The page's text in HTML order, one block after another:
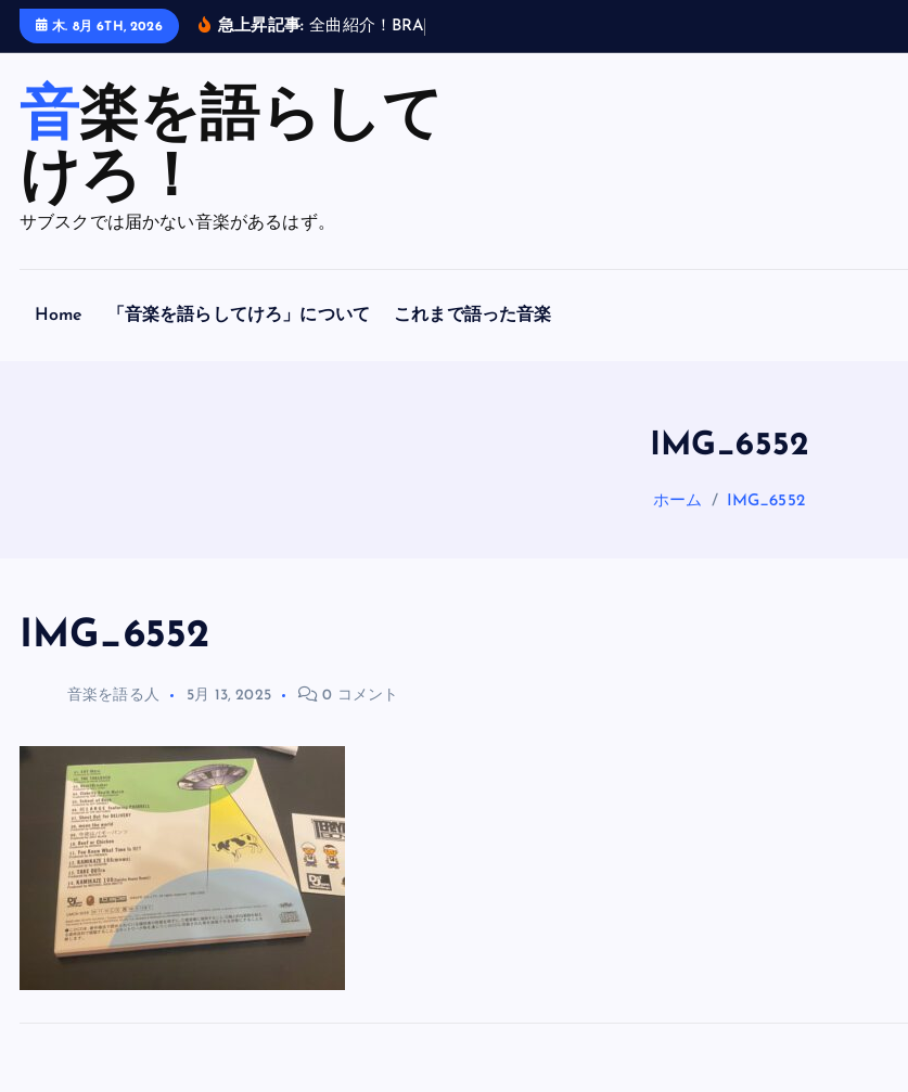
木. 8月 6TH, 2026 急上昇記事: 全曲 紹介 ！ B RA
音楽を語らして
けろ！
サブスクでは届かない音楽があるはず。
Home 「音楽を語らしてけろ」について これまで語った音楽
IMG_6552
ホーム IMG_6552
IMG_6552
音楽を語る人 5月 13, 2025 0 コメント